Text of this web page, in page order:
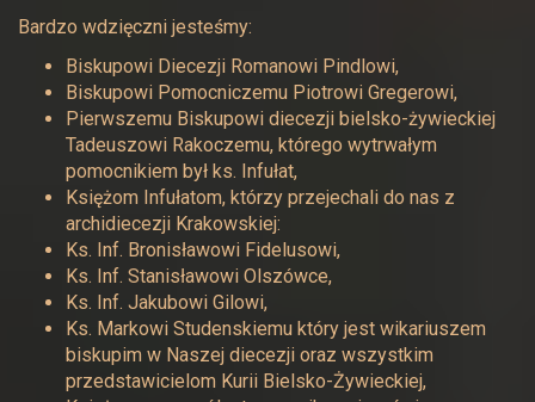
Bardzo wdzięczni jesteśmy:
Biskupowi Diecezji Romanowi Pindlowi,
Biskupowi Pomocniczemu Piotrowi Gregerowi,
Pierwszemu Biskupowi diecezji bielsko-żywieckiej
Tadeuszowi Rakoczemu, którego wytrwałym
pomocnikiem był ks. Infułat,
Księżom Infułatom, którzy przejechali do nas z
archidiecezji Krakowskiej:
Ks. Inf. Bronisławowi Fidelusowi,
Ks. Inf. Stanisławowi Olszówce,
Ks. Inf. Jakubowi Gilowi,
Ks. Markowi Studenskiemu który jest wikariuszem
biskupim w Naszej diecezji oraz wszystkim
przedstawicielom Kurii Bielsko-Żywieckiej,